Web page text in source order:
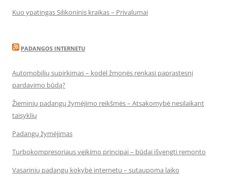
Kuo ypatingas Silikoninis kraikas – Privalumai
PADANGOS INTERNETU
Automobilių supirkimas – kodėl žmonės renkasi paprastesnį
pardavimo būdą?
Žieminių padangų žymėjimo reikšmės – Atsakomybė nesilaikant
taisyklių
Padangų žymėjimas
Turbokompresoriaus veikimo principai – būdai išvengti remonto
Vasarinių padangų kokybė internetu – sutaupoma laiko